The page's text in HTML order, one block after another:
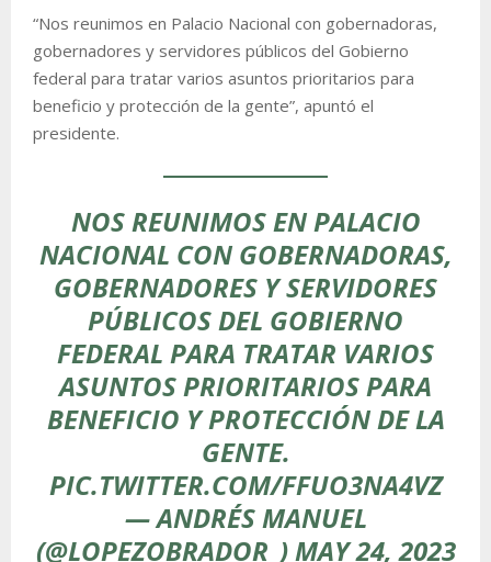
“Nos reunimos en Palacio Nacional con gobernadoras,
gobernadores y servidores públicos del Gobierno
federal para tratar varios asuntos prioritarios para
beneficio y protección de la gente”, apuntó el
presidente.
NOS REUNIMOS EN PALACIO
NACIONAL CON GOBERNADORAS,
GOBERNADORES Y SERVIDORES
PÚBLICOS DEL GOBIERNO
FEDERAL PARA TRATAR VARIOS
ASUNTOS PRIORITARIOS PARA
BENEFICIO Y PROTECCIÓN DE LA
GENTE.
PIC.TWITTER.COM/FFUO3NA4VZ
— ANDRÉS MANUEL
(@LOPEZOBRADOR_) MAY 24, 2023